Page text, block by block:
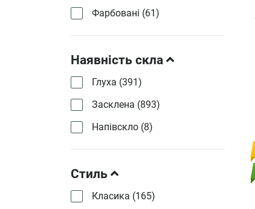
Фарбовані (61)
Наявність скла
Глуха (391)
Засклена (893)
Напівскло (8)
Стиль
Класика (165)